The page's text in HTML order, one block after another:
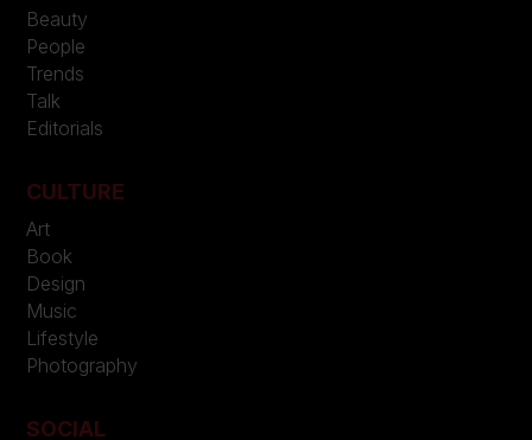
Beauty
People
Trends
Talk
Editorials
CULTURE
Art
Book
Design
Music
Lifestyle
Photography
SOCIAL